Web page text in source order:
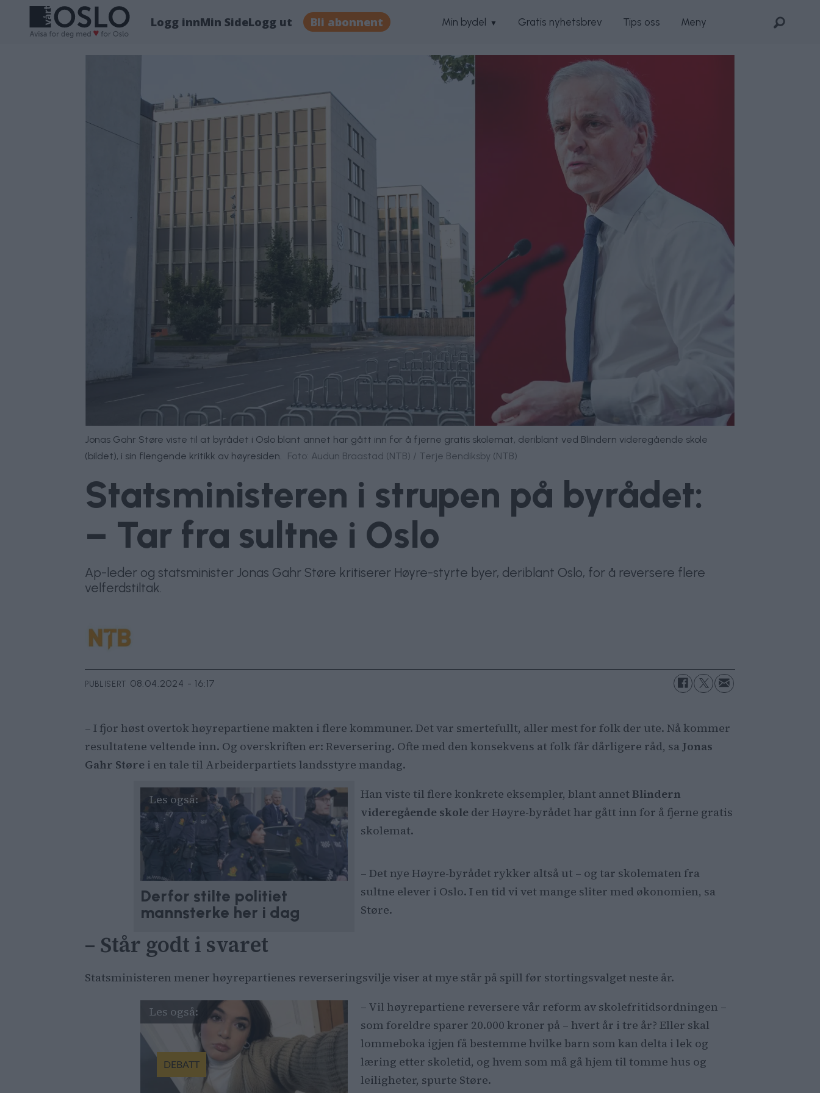
Logg innMin SideLogg ut Bli abonnent Min bydel Gratis nyhetsbrev Tips oss Meny
Jonas Gahr Støre viste til at byrådet i Oslo blant annet har gått inn for å fjerne gratis skolemat, deriblant ved Blindern videregående skole
(bildet), i sin flengende kritikk av høyresiden. Foto: Audun Braastad (NTB) / Terje Bendiksby (NTB)
Statsministeren i strupen på byrådet:
– Tar fra sultne i Oslo
Ap-leder og statsminister Jonas Gahr Støre kritiserer Høyre-styrte byer, deriblant Oslo, for å reversere flere
velferdstiltak.
PUBLISERT 08.04.2024 - 16:17
– I fjor høst overtok høyrepartiene makten i flere kommuner. Det var smertefullt, aller mest for folk der ute. Nå kommer
resultatene veltende inn. Og overskriften er: Reversering. Ofte med den konsekvens at folk får dårligere råd, sa Jonas
Gahr Støre i en tale til Arbeiderpartiets landsstyre mandag.
Derfor stilte politiet
mannsterke her i dag
Han viste til flere konkrete eksempler, blant annetBlindern
videregående skole der Høyre-byrådet har gått inn for å fjerne gratis
skolemat.
– Det nye Høyre-byrådet rykker altså ut – og tar skolematen fra
sultne elever i Oslo. I en tid vi vet mange sliter med økonomien, sa
Støre.
– Står godt i svaret
Statsministeren mener høyrepartienes reverseringsvilje viser at mye står på spill før stortingsvalget neste år.
DEBATT
– Vil høyrepartiene reversere vår reform av skolefritidsordningen –
som foreldre sparer 20.000 kroner på – hvert år i tre år? Eller skal
lommeboka igjen få bestemme hvilke barn som kan delta i lek og
læring etter skoletid, og hvem som må gå hjem til tomme hus og
leiligheter, spurte Støre.